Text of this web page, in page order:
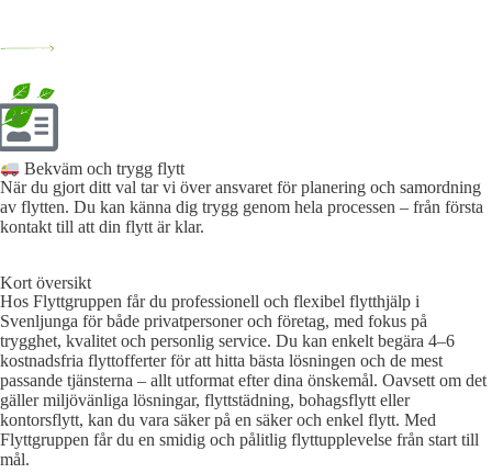
Bekväm och trygg flytt
När du gjort ditt val tar vi över ansvaret för planering och samordning
av flytten. Du kan känna dig trygg genom hela processen – från första
kontakt till att din flytt är klar.
Kort översikt
Hos Flyttgruppen får du professionell och flexibel flytthjälp i
Svenljunga för både privatpersoner och företag, med fokus på
trygghet, kvalitet och personlig service. Du kan enkelt begära 4–6
kostnadsfria flyttofferter för att hitta bästa lösningen och de mest
passande tjänsterna – allt utformat efter dina önskemål. Oavsett om det
gäller miljövänliga lösningar, flyttstädning, bohagsflytt eller
kontorsflytt, kan du vara säker på en säker och enkel flytt. Med
Flyttgruppen får du en smidig och pålitlig flyttupplevelse från start till
mål.